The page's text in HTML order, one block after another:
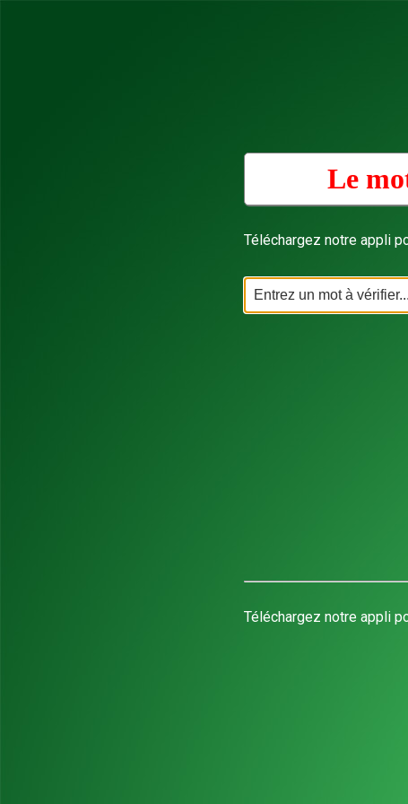
Le
Téléchargez notre appli
Téléchargez notre appli